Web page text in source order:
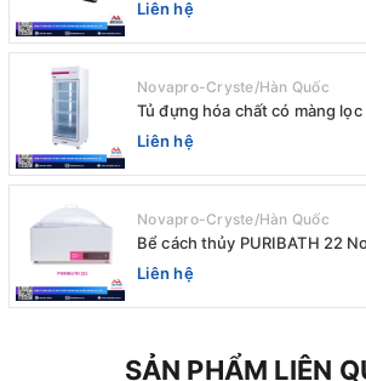
Liên hệ
Novapro-Cryste/Hàn Quốc
Tủ đựng hóa chất có màng lọc
AIRTIGHT Novapro-Cryste/
Liên hệ
Novapro-Cryste/Hàn Quốc
Bể cách thủy PURIBATH 22
Quốc
Liên hệ
SẢN PHẨM LIÊN